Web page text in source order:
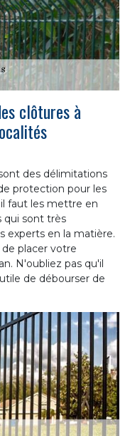
clôtures à
des délimitations
protection pour les
faut les mettre en
qui sont très
experts en la matière.
placer votre
N'oubliez pas qu'il
de débourser de